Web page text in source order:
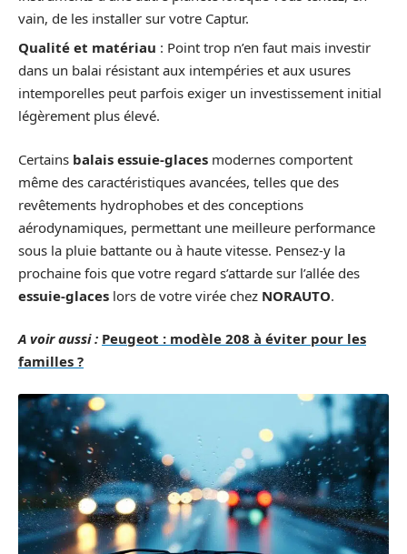
vain, de les installer sur votre Captur.
Qualité et matériau : Point trop n’en faut mais investir
dans un balai résistant aux intempéries et aux usures
intemporelles peut parfois exiger un investissement initial
légèrement plus élevé.
Certains balais essuie-glaces modernes comportent
même des caractéristiques avancées, telles que des
revêtements hydrophobes et des conceptions
aérodynamiques, permettant une meilleure performance
sous la pluie battante ou à haute vitesse. Pensez-y la
prochaine fois que votre regard s’attarde sur l’allée des
essuie-glaces lors de votre virée chez NORAUTO.
A voir aussi : Peugeot : modèle 208 à éviter pour les
familles ?